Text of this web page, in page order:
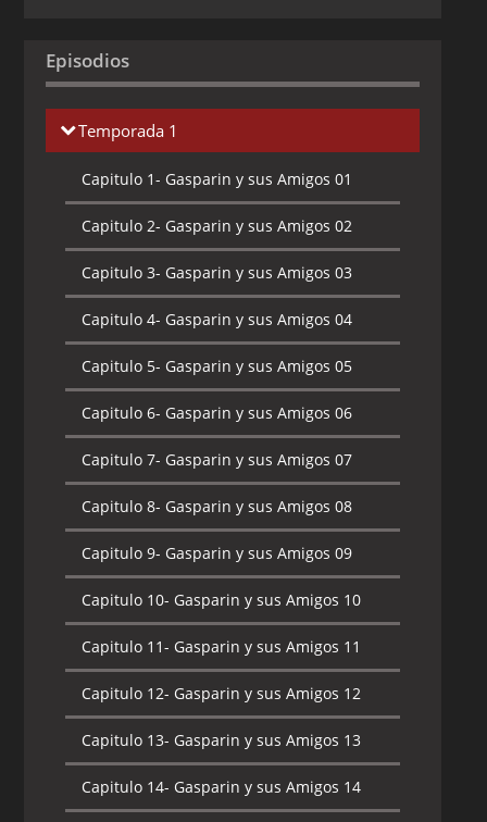
Episodios
Temporada 1
Capitulo 1- Gasparin y sus Amigos 01
Capitulo 2- Gasparin y sus Amigos 02
Capitulo 3- Gasparin y sus Amigos 03
Capitulo 4- Gasparin y sus Amigos 04
Capitulo 5- Gasparin y sus Amigos 05
Capitulo 6- Gasparin y sus Amigos 06
Capitulo 7- Gasparin y sus Amigos 07
Capitulo 8- Gasparin y sus Amigos 08
Capitulo 9- Gasparin y sus Amigos 09
Capitulo 10- Gasparin y sus Amigos 10
Capitulo 11- Gasparin y sus Amigos 11
Capitulo 12- Gasparin y sus Amigos 12
Capitulo 13- Gasparin y sus Amigos 13
Capitulo 14- Gasparin y sus Amigos 14